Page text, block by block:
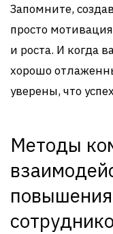
Запомните,
просто
и роста. И когда
хорошо
уверены, что
Методы